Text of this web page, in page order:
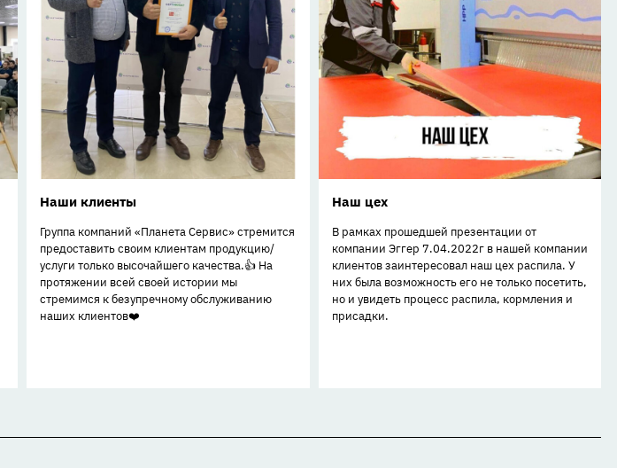
Наши клиенты
Группа компаний «Планета Сервис» стремится
предоставить своим клиентам продукцию/
услуги только высочайшего качества.👍 На
протяжении всей своей истории мы
стремимся к безупречному обслуживанию
наших клиентов❤️
Наш цех
В рамках прошедшей презентации от
компании Эггер 7.04.2022г в нашей компании
клиентов заинтересовал наш цех распила. У
них была возможность его не только посетить,
но и увидеть процесс распила, кормления и
присадки.